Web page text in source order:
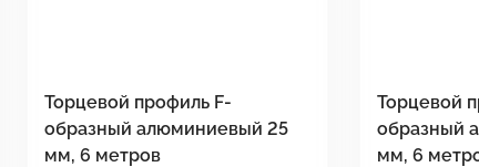
Торцевой профиль F-
образный алюминиевый 25
мм, 6 метров
Торцевой
образный
мм, 6